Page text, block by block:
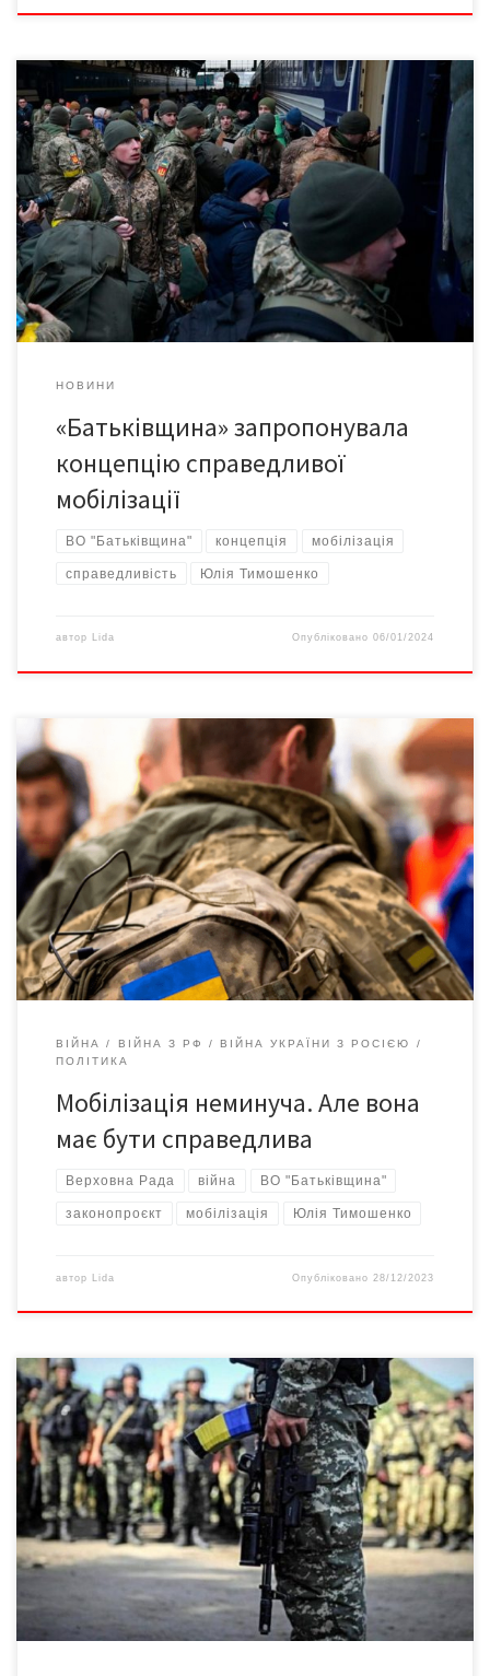
Нової хвилі мобілізації не уникнути, однак завдання влади –
зробити її справедливою та розумною, такою, яка посилить
наше військо й наблизить перемогу, а не збурюватиме
суспільство. Про це заявила Юлія Тимошенко у своєму відео на
YouTube, розповівши про концепцію справедливої мобілізації,
яку розробила команда «Батьківщини». Як
повідомлялося, лідерка «Батьківщини» розкритикувала
урядовий […]
НОВИНИ
«Батьківщина» запропонувала
концепцію справедливої
мобілізації
ВО "Батьківщина" концепція мобілізація
справедливість Юлія Тимошенко
автор Lida Опубліковано06/01/2024
Кошти для власного військово-промислового виробництва
можна віднайти, скасувавши у бюджеті-2024 заплановане
підвищення зарплати чиновникам і призупинивши на цей рік
виплати всіх зовнішніх і внутрішніх боргів. За підрахунками, ця
сума сягне 650 мільярдів гривень. Таку пропозицію озвучила
Юлія Тимошенко. Стало відомо, що партія «Батьківщина» не
голосуватиме за закон про мобілізацію у […]
ВІЙНА ВІЙНА З РФ
ВІЙНА УКРАЇНИ З РОСІЄЮ
ПОЛІТИКА
Мобілізація неминуча. Але вона
має бути справедлива
Верховна Рада війна ВО "Батьківщина"
законопроєкт мобілізація Юлія Тимошенко
автор Lida Опубліковано 28/12/2023
«Легше здійснювати мобілізаційні заходи, коли на підприємстві
працює 15 тисяч співробітників. Начальник мобілізаційного
відділу відібрав 700 осіб і вони пішли служити до ЗСУ. У нас
Буковина – це край невеликих підприємств. Маємо десятки
тисяч підприємців і спробуйте їх запросити до військкомату.
Тому вручення повісток у таких місцях, це такий гнучкий […]